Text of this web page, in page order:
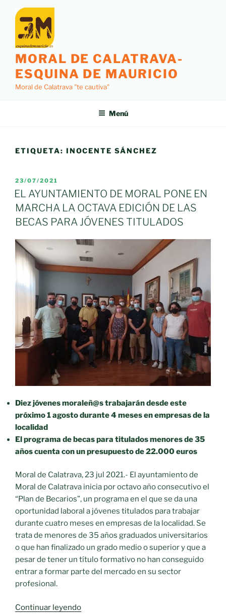
contenido
MORAL DE CALATRAVA-
ESQUINA DE MAURICIO
Moral de Calatrava "te cautiva"
Menú
ETIQUETA: INOCENTE SÁNCHEZ
PUBLICADO
EL
23/07/2021
EL AYUNTAMIENTO DE MORAL PONE EN
MARCHA LA OCTAVA EDICIÓN DE LAS
BECAS PARA JÓVENES TITULADOS
Diez jóvenes moraleñ@s trabajarán desde este
próximo 1 agosto durante 4 meses en empresas de la
localidad
El programa de becas para titulados menores de 35
años cuenta con un presupuesto de 22.000 euros
Moral de Calatrava, 23 jul 2021.- El ayuntamiento de
Moral de Calatrava inicia por octavo año consecutivo el
“Plan de Becarios”, un programa en el que se da una
oportunidad laboral a jóvenes titulados para trabajar
durante cuatro meses en empresas de la localidad. Se
trata de menores de 35 años graduados universitarios
o que han finalizado un grado medio o superior y que a
pesar de tener un título formativo no han conseguido
entrar a formar parte del mercado en su sector
profesional.
Continuar leyendo«EL